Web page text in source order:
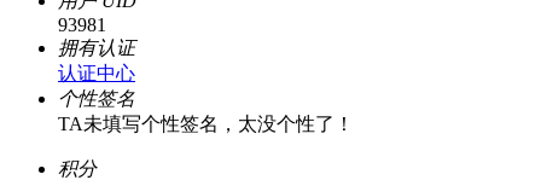
93981
拥有认证
认证中心
个性签名
TA未填写个性签名，太没个性了！
积分